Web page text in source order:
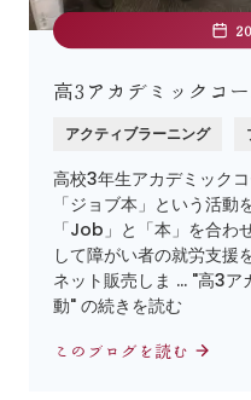
高3アカデミックコ
アクティブラーニング
高校3年生アカデミック
「ジョブ本」という活
「Job」と「本」を合わ
して障がい者の就労支援
ネット販売しま … "高3
動" の続きを読む
このブログを読む